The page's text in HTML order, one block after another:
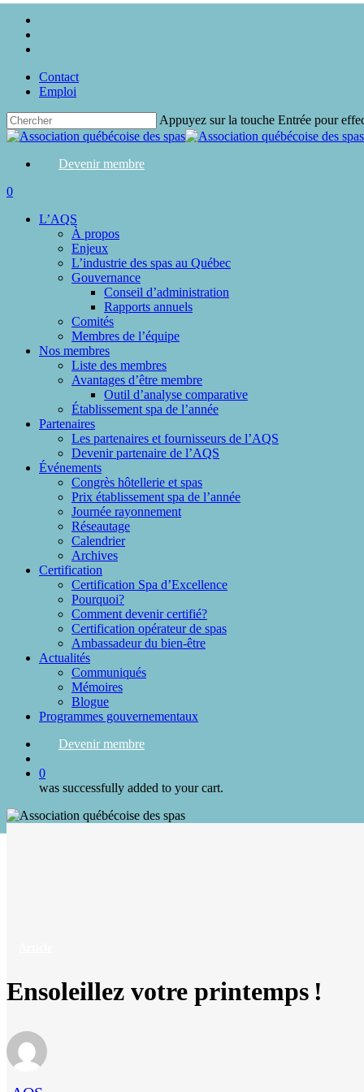
Skip
main
Contact
Emploi
Appuyez sur la touche Entrée pour
Close
Devenir membre
search
0
L’AQS
À propos
Enjeux
L’industrie des spas au Québec
Gouvernance
Conseil d’administration
Rapports annuels
Comités
Membres de l’équipe
Nos membres
Liste des membres
Avantages d’être membre
Outil d’analyse comparative
Établissement spa de l’année
Partenaires
Les partenaires et fournisseurs de l’AQS
Devenir partenaire de l’AQS
Événements
Congrès hôtellerie et spas
Prix établissement spa de l’année
Journée rayonnement
Réseautage
Calendrier
Archives
Certification
Certification Spa d’Excellence
Pourquoi?
Comment devenir certifié?
Certification opérateur de spas
Ambassadeur du bien-être
Actualités
Communiqués
Mémoires
Blogue
Programmes gouvernementaux
Devenir membre
0
was successfully added to your cart.
Ensoleillez votre printemps !